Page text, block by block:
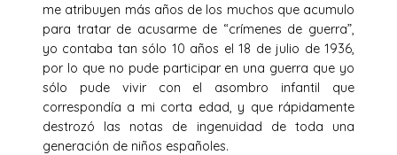
me atribuyen más años de los muchos que acumulo
para tratar de acusarme de “crímenes de guerra”,
yo contaba tan sólo 10 años el 18 de julio de 1936,
por lo que no pude participar en una guerra que yo
sólo pude vivir con el asombro infantil que
correspondía a mi corta edad, y que rápidamente
destrozó las notas de ingenuidad de toda una
generación de niños españoles.